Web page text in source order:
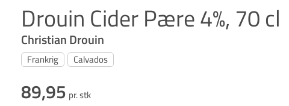
Drouin Cider Pære 4%, 70 cl
Christian Drouin
Frankrig Calvados
89,95 pr. stk